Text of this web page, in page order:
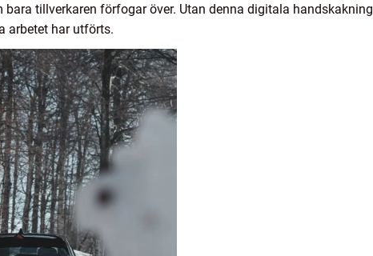
tillverkaren förfogar över. Utan denna digitala handskakning
arbetet har utförts.